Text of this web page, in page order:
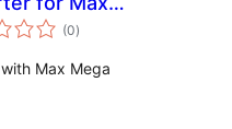
Menu (0total
ratings
)
Max Mega